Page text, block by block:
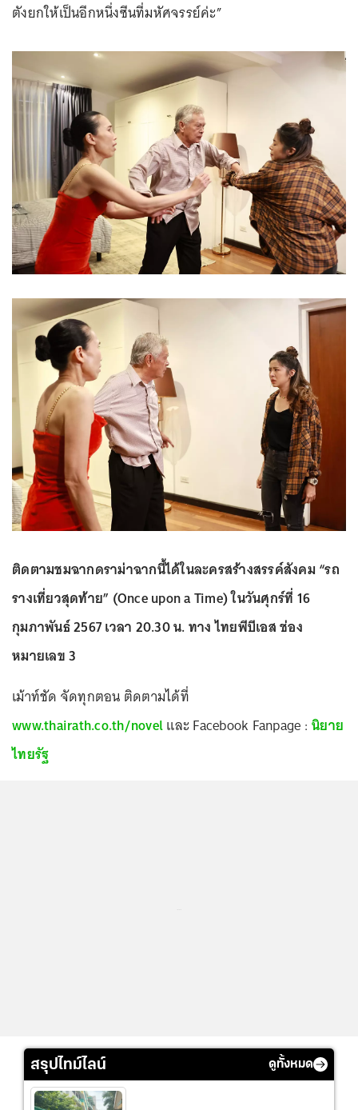
ตังยกให้เป็นอีกหนึ่งซีนที่มหัศจรรย์ค่ะ”
ติดตามชมฉากดราม่าฉากนี้ได้ในละครสร้างสรรค์สังคม “รถ
รางเที่ยวสุดท้าย” (Once upon a Time) ในวันศุกร์ที่ 16
กุมภาพันธ์ 2567 เวลา 20.30 น. ทาง ไทยพีบีเอส ช่อง
หมายเลข 3
เม้าท์ชัด จัดทุกตอน ติดตามได้ที่
www.thairath.co.th/novelและ Facebook Fanpage : นิยาย
ไทยรัฐ
สรุปไทม์ไลน์ ดูทั้งหมด